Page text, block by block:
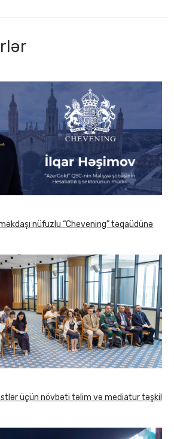
nüfuzlu “Chevening” təqaüdünə
üçün növbəti təlim və mediatur təşkil